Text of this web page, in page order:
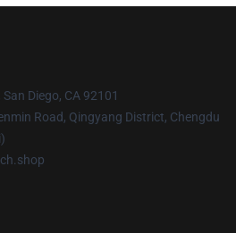
San Diego, CA 92101
Road, Qingyang District, Chengdu